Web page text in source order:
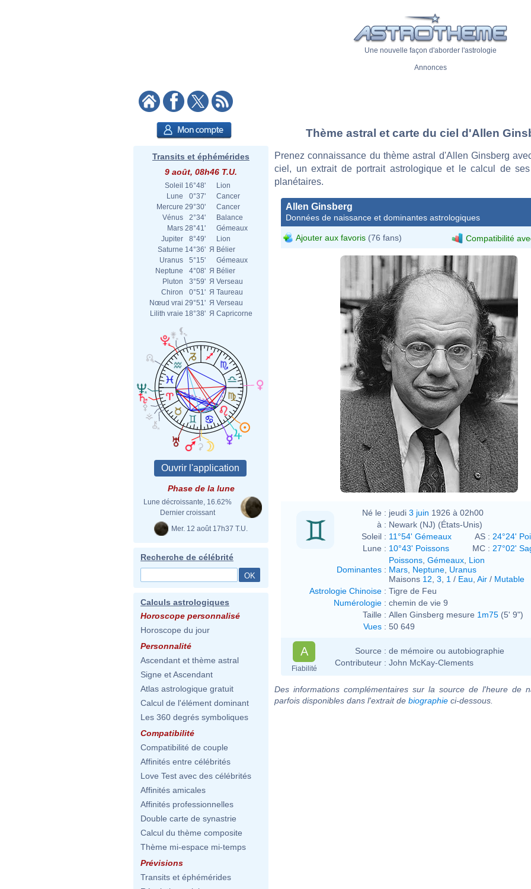
Une nouvelle façon d'aborder l'astrologie
Annonces
Transits et éphémérides
9 août, 08h46 T.U.
Soleil 16°48'
Lion
Lune
0°37'
Cancer
Mercure 29°30'
Cancer
Vénus
2°34'
Balance
Mars 28°41'
Gémeaux
Jupiter
8°49'
Lion
Saturne 14°36' Я Bélier
Uranus
5°15'
Gémeaux
Neptune
4°08' Я Bélier
Pluton
3°59' Я Verseau
Chiron
0°51' Я Taureau
Nœud vrai 29°51' Я Verseau
Lilith vraie 18°38' Я Capricorne
Phase de la lune
Lune décroissante, 16.62%
Dernier croissant
Mer. 12 août 17h37 T.U.
Recherche de célébrité
Calculs astrologiques
Horoscope personnalisé
Horoscope du jour
Personnalité
Ascendant et thème astral
Signe et Ascendant
Atlas astrologique gratuit
Calcul de l'élément dominant
Les 360 degrés symboliques
Compatibilité
Compatibilité de couple
Affinités entre célébrités
Love Test avec des célébrités
Affinités amicales
Affinités professionnelles
Double carte de synastrie
Calcul du thème composite
Thème mi-espace mi-temps
Prévisions
Transits et éphémérides
Thème astral et carte du ciel d'Allen
Prenez connaissance du thème astral d'Allen Ginsberg
ciel, un extrait de portrait astrologique et le calcul de
planétaires.
Allen Ginsberg
Données de naissance et dominantes astrologiques
Ajouter aux favoris (76 fans) Compatibilité
Né le : jeudi 3 juin 1926 à 02h00
à : Newark (NJ) (États-Unis)
Soleil : 11°54' Gémeaux AS : 24°24'
Lune : 10°43' Poissons MC : 27°02'
Dominantes :
Poissons Gémeaux Lion
Mars Neptune Uranus
Maisons 12 3 1 / Eau Air / Mutable
Astrologie Chinoise : Tigre de Feu
Numérologie : chemin de vie 9
Taille : Allen Ginsberg mesure 1m75 (5' 9")
Vues : 50 649
A
Fiabilité
Source : de mémoire ou autobiographie
Contributeur : John McKay-Clements
Des informations complémentaires sur la source de l'heure de
parfois disponibles dans l'extrait de biographie ci-dessous.